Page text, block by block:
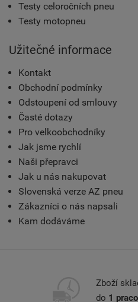
Testy celoročních pneu
Testy motopneu
Užitečné informace
Kontakt
Obchodní podmínky
Odstoupení od smlouvy
Časté dotazy
Pro velkoobchodníky
Jak jsme rychlí
Naši přepravci
Jak u nás nakupovat
Slovenská verze AZ pneu
Zákazníci o nás napsali
Kam dodáváme
Zboží
do 1